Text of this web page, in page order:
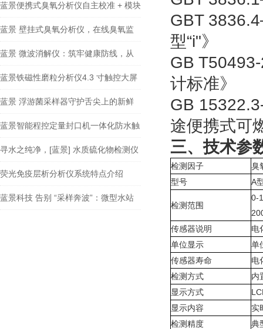
荐】水质臭氧分析仪厂家
蓝景便携式臭氧分析仪自主校准 + 模块
化设计，运维简单
蓝景 壁挂式臭氧分析仪，在线臭氧监
测维护零-负-担
蓝景 微波消解仪：筑牢健康防线，从
精准检测源头发力
蓝景铁磁性磨粒分析仪4.3 寸触控大屏
+ 2000 条本地存储，完整数据溯源
蓝景 浮游菌采样器守护舌尖上的新鲜
与安全
蓝景智能程控定量封口机一体化防水触
控面板 + 推拉式维护仓
寻水之纯净，[蓝景] 水质硫化物检测仪
奏响生态乐章
荧光免疫层析分析仪系统特点介绍
蓝景科技 告别 “采样奔波”：微型水站
GBT
型“i"》
GB
计标准》
GB
途便携式可
三、技术参
检测因子
臭
型号
A
检测范围
0-
传感器说明
电
单位显示
单
传感器寿命
电
检测方式
内
显示方式
显示内容
实
检测精度
典